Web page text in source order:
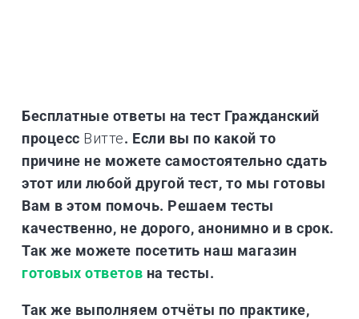
Бесплатные ответы на тест Гражданский
процесс Витте. Если вы по какой то
причине не можете самостоятельно сдать
этот или любой другой тест, то мы готовы
Вам в этом помочь. Решаем тесты
качественно, не дорого, анонимно и в срок.
Так же можете посетить наш магазин
готовых ответов на тесты.
Так же выполняем отчёты по практике,